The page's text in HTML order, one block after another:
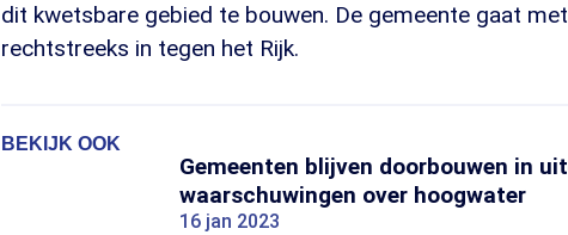
dit kwetsbare gebied te bouwen. De gemeente gaat
rechtstreeks in tegen het Rijk.
BEKIJK OOK
Gemeenten blijven doorbouwen in
waarschuwingen over hoogwater
16 jan 2023